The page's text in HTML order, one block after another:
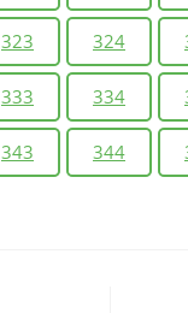
323 324
333 334
343 344